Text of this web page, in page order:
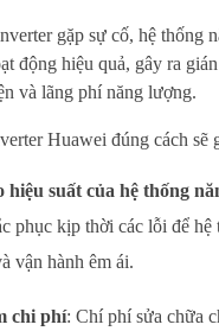
gặp sự cố, hệ thống
động hiệu quả, gây ra
và lãng phí năng lượng.
Huawei đúng cách sẽ
hiệu suất của hệ thống
phục kịp thời các lỗi để hệ
vận hành êm ái.
chi phí: Chí phí sửa chữa